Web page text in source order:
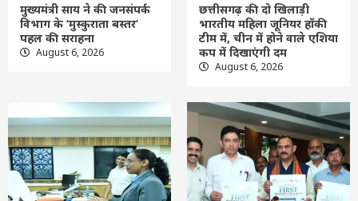
मुख्यमंत्री साय ने की जनसंपर्क
विभाग के ‘मुस्कुराता बस्तर’
पहल की सराहना
August 6, 2026
छत्तीसगढ़ की दो खिलाड़ी
भारतीय महिला जूनियर हॉकी
टीम में, चीन में होने वाले एशिया
कप में दिखाएंगी दम
August 6, 2026